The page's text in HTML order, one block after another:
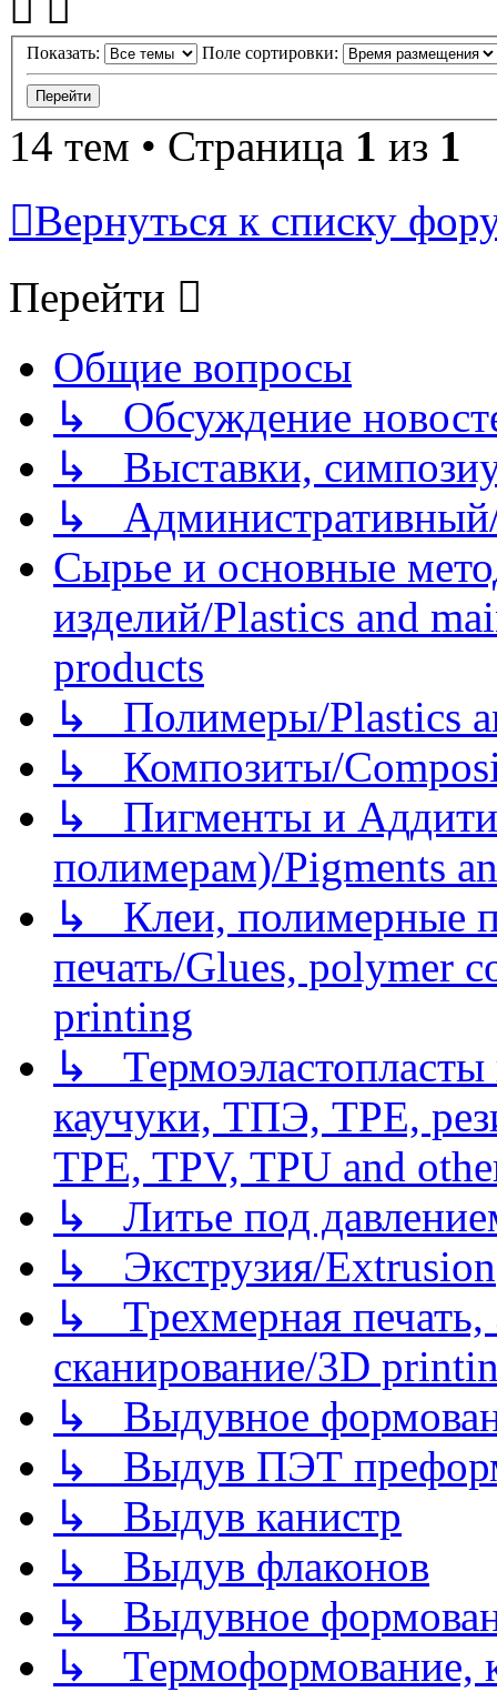
Показать: Поле сортировки:
14 тем • Страница 1 из 1
Вернуться к списку
Перейти
Общие вопросы
↳ Обсуждение
↳ Выставки,
↳
Сырье и основные
изделий/Plastics and
products
↳ Полимеры/Plastics
↳ Композиты/
↳ Пигменты и
полимерам)/Pigments
↳ Клеи, полимерные
печать/Glues, polymer
printing
↳
каучуки, ТПЭ, TPE,
TPE, TPV, TPU and
↳ Литье под
↳ Экструзия/Extrusion
↳ Трехмерная
сканирование/3D
↳ Выдувное
↳ Выдув ПЭТ
↳ Выдув канистр
↳ Выдув флаконов
↳ Выдувное
↳ Термоформование,